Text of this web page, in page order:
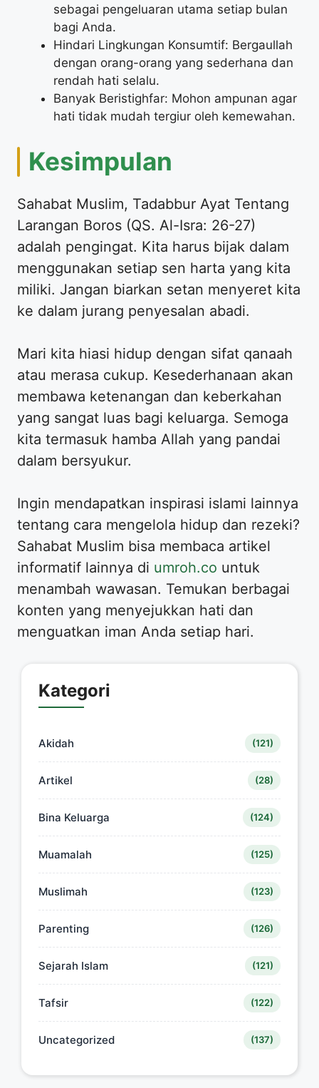
sebagai pengeluaran utama setiap bulan
bagi Anda.
Hindari Lingkungan Konsumtif: Bergaullah
dengan orang-orang yang sederhana dan
rendah hati selalu.
Banyak Beristighfar: Mohon ampunan agar
hati tidak mudah tergiur oleh kemewahan.
Kesimpulan
Sahabat Muslim, Tadabbur Ayat Tentang
Larangan Boros (QS. Al-Isra: 26-27)
adalah pengingat. Kita harus bijak dalam
menggunakan setiap sen harta yang kita
miliki. Jangan biarkan setan menyeret kita
ke dalam jurang penyesalan abadi.
Mari kita hiasi hidup dengan sifat qanaah
atau merasa cukup. Kesederhanaan akan
membawa ketenangan dan keberkahan
yang sangat luas bagi keluarga. Semoga
kita termasuk hamba Allah yang pandai
dalam bersyukur.
Ingin mendapatkan inspirasi islami lainnya
tentang cara mengelola hidup dan rezeki?
Sahabat Muslim bisa membaca artikel
informatif lainnya di umroh.co untuk
menambah wawasan. Temukan berbagai
konten yang menyejukkan hati dan
menguatkan iman Anda setiap hari.
Kategori
Akidah (121)
Artikel (28)
Bina Keluarga (124)
Muamalah (125)
Muslimah (123)
Parenting (126)
Sejarah Islam (121)
Tafsir (122)
Uncategorized (137)